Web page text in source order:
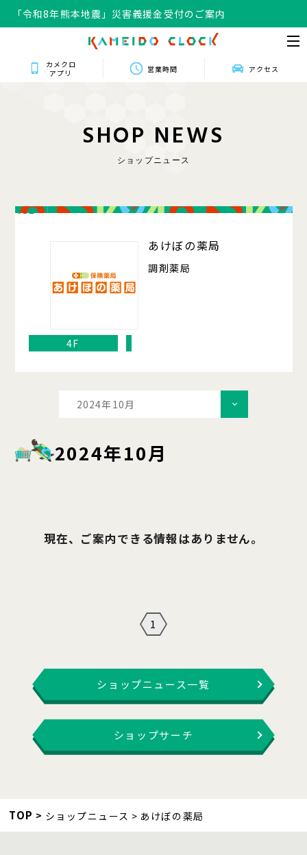
「令和8年熊本地震」災害義援金受付のご案内
カメクロ
アプリ
営業時間 アクセス
SHOP NEWS
ショップニュース
432
あけぼの薬局
調剤薬局
4F
2024年10月
2024年10月
現在、ご案内できる情報はありません。
1
ショップニュース一覧
ショップサーチ
TOP ショップニュース あけぼの薬局